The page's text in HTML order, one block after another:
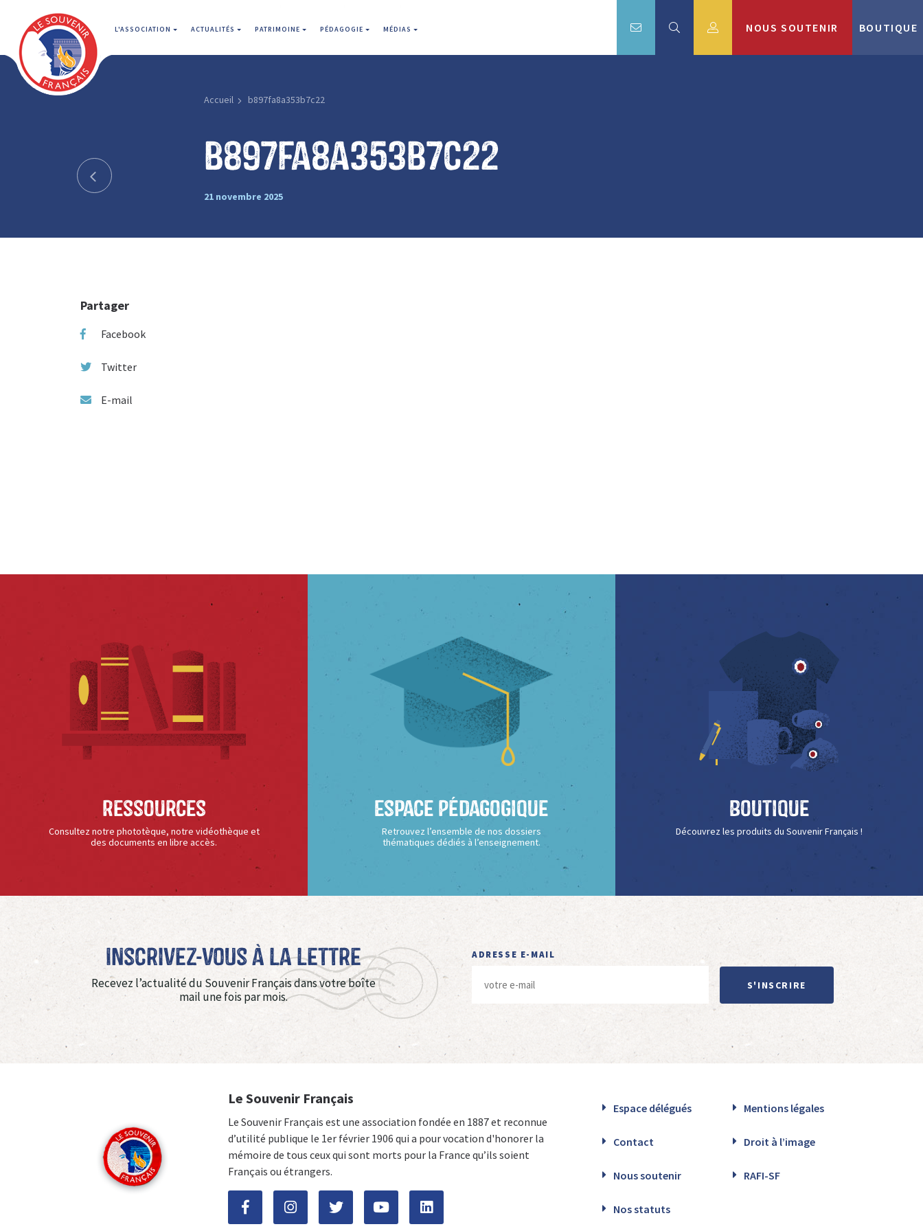
L'ASSOCIATION ACTUALITÉS PATRIMOINE PÉDAGOGIE MÉDIAS NOUS SOUTENIR BOUTIQUE
Accueil b897fa8a353b7c22
b897fa8a353b7c22
21 novembre 2025
Partager
Facebook
Twitter
E-mail
Ressources
Consultez notre phototèque, notre vidéothèque et
des documents en libre accès.
Espace Pédagogique
Retrouvez l’ensemble de nos dossiers
thématiques dédiés à l’enseignement.
Boutique
Découvrez les produits du Souvenir Français !
Inscrivez-vous à La Lettre
Recevez l’actualité du Souvenir Français dans votre boîte
mail une fois par mois.
ADRESSE E-MAIL
S'INSCRIRE
Le Souvenir Français
Le Souvenir Français est une association fondée en 1887 et reconnue
d’utilité publique le 1er février 1906 qui a pour vocation d'honorer la
mémoire de tous ceux qui sont morts pour la France qu’ils soient
Français ou étrangers.
Espace délégués Mentions légales
Contact Droit à l’image
Nous soutenir RAFI-SF
Nos statuts